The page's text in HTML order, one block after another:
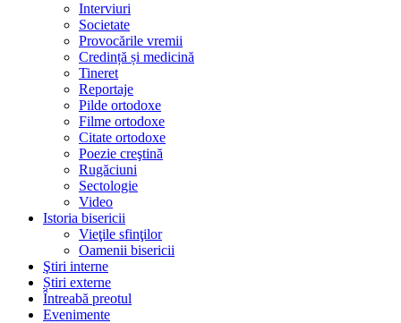
Interviuri
Societate
Provocările vremii
Credință și medicină
Tineret
Reportaje
Pilde ortodoxe
Filme ortodoxe
Citate ortodoxe
Poezie creştină
Rugăciuni
Sectologie
Video
Istoria bisericii
Vieţile sfinţilor
Oamenii bisericii
Ştiri interne
Știri externe
Întreabă preotul
Evenimente